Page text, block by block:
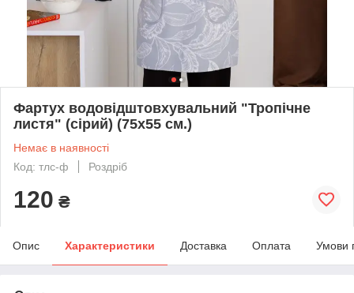
Фартух водовідштовхувальний "Тропічне
листя" (сірий) (75х55 см.)
Немає в наявності
Код: тлс-ф
Роздріб
120 ₴
Опис Характеристики Доставка Оплата Умови